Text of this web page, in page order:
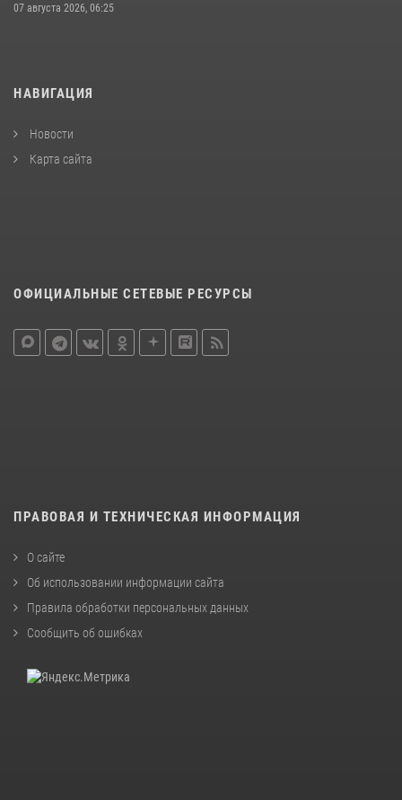
07 августа 2026, 06:25
НАВИГАЦИЯ
Новости
Карта сайта
ОФИЦИАЛЬНЫЕ СЕТЕВЫЕ РЕСУРСЫ
ПРАВОВАЯ И ТЕХНИЧЕСКАЯ ИНФОРМАЦИЯ
О сайте
Об использовании информации сайта
Правила обработки персональных данных
Сообщить об ошибках